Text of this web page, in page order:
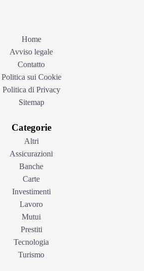
Home
Avviso legale
Contatto
Politica sui Cookie
Politica di Privacy
Sitemap
Categorie
Altri
Assicurazioni
Banche
Carte
Investimenti
Lavoro
Mutui
Prestiti
Tecnologia
Turismo